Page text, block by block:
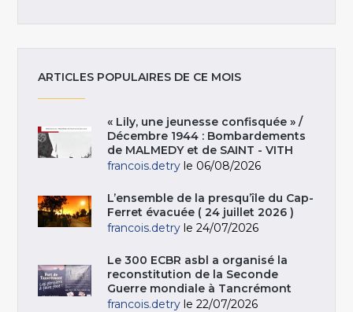
ARTICLES POPULAIRES DE CE MOIS
« Lily, une jeunesse confisquée » /
Décembre 1944 : Bombardements
de MALMEDY et de SAINT - VITH
francois.detry le 06/08/2026
L’ensemble de la presqu’île du Cap-
Ferret évacuée ( 24 juillet 2026 )
francois.detry le 24/07/2026
Le 300 ECBR asbl a organisé la
reconstitution de la Seconde
Guerre mondiale à Tancrémont
francois.detry le 22/07/2026